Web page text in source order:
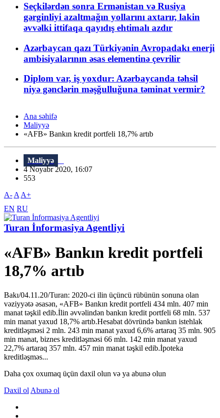
Seçkilərdən sonra Ermənistan və Rusiya
gərginliyi azaltmağın yollarını axtarır, lakin
əvvəlki ittifaqa qayıdış ehtimalı azdır
Azərbaycan qazı Türkiyənin Avropadakı enerji
ambisiyalarının əsas elementinə çevrilir
Diplom var, iş yoxdur: Azərbaycanda təhsil
niyə gənclərin məşğulluğuna təminat vermir?
Ana səhifə
Maliyyə
«AFB» Bankın kredit portfeli 18,7% artıb
Maliyyə
4 Noyabr 2020, 16:07
553
A- A A+
EN RU
Turan İnformasiya Agentliyi
«AFB» Bankın kredit portfeli
18,7% artıb
Bakı/04.11.20/Turan: 2020-ci ilin üçüncü rübünün sonuna olan
vəziyyətə əsasən, «AFB» Bankın kredit portfeli 434 mln. 407 min
manat təşkil edib.İlin əvvəlindən bankın kredit portfeli 68 mln. 537
min manat yaxud 18,7% artıb.Hesabat dövründə bankın istehlak
kreditləşməsi 2 mln. 243 min manat yaxud 6,6% artaraq 35 mln. 905
min manat, biznes kreditləşməsi 66 mln. 142 min manat yaxud
22,7% artaraq 357 mln. 457 min manat təşkil edib.İpoteka
kreditləşməs...
Daha çox oxumaq üçün daxil olun və ya abunə olun
Daxil ol Abunə ol